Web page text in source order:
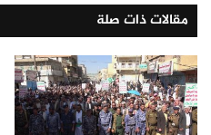
مقالات ذات صلة